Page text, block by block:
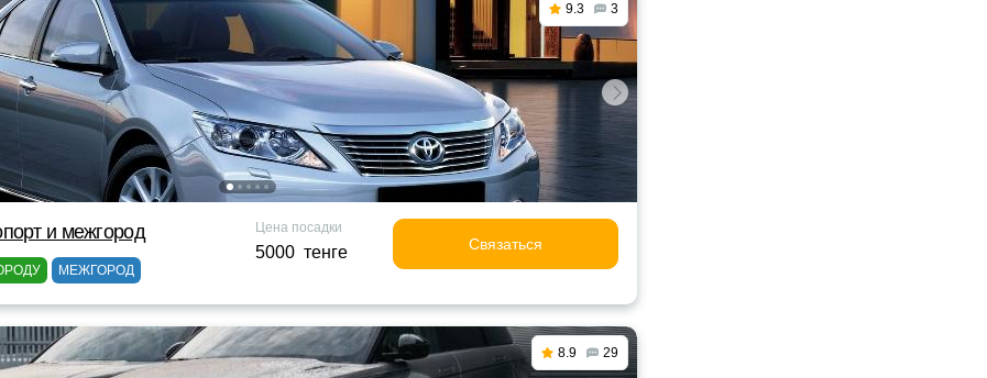
9.3 3
и межгород
МЕЖГОРОД
Цена посадки
5000 тенге Связаться
8.9 29